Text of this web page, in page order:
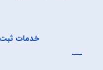
خدمات